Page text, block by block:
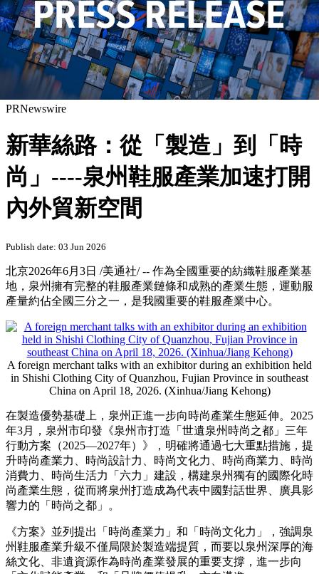
PRNewswire
新華絲路：從「製造」到「時
尚」----泉州鞋服產業加速打開
內外貿新空間
Publish date: 03 Jun 2026
北京2026年6月3日 /美通社/ -- 作為全國重要的紡織鞋服產業基
地，泉州擁有完整的鞋服產業鏈條和成熟的產業生態，運動服
產量約佔全國三分之一，是我國重要的鞋服產業中心。
A foreign merchant talks with an exhibitor during an exhibition held
in Shishi Clothing City of Quanzhou, Fujian Province in southeast
China on April 18, 2026. (Xinhua/Jiang Kehong)
在製造優勢基礎上，泉州正進一步向時尚產業生態延伸。2025
年3月，泉州市印發《泉州市打造「世遺泉州時尚之都」三年
行動方案（2025—2027年）》，明確將通過七大重點措施，提
升時尚產業力、時尚設計力、時尚文化力、時尚商業力、時尚
消費力、時尚生活力「六力」建設，構建泉州獨有的國際化時
尚產業生態，從而將泉州打造成為代表中國對話世界、廣具影
響力的「時尚之都」。
《方案》並列提出「時尚產業力」和「時尚文化力」，強調泉
州鞋服產業升級不僅局限於製造端提質，而要以泉州深厚的海
絲文化、非遺資源作為時尚產業發展的重要支撐，進一步向